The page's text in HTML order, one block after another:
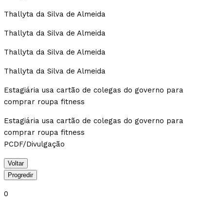
Thallyta da Silva de Almeida
Thallyta da Silva de Almeida
Thallyta da Silva de Almeida
Thallyta da Silva de Almeida
Estagiária usa cartão de colegas do governo para
comprar roupa fitness
Estagiária usa cartão de colegas do governo para
comprar roupa fitness
PCDF/Divulgação
Voltar
Progredir
0